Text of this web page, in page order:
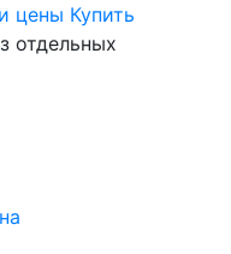
цены Купить
отдельных